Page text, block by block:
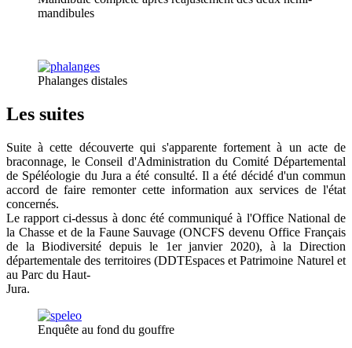
mandibules
Phalanges distales
Les suites
Suite à cette découverte qui s'apparente fortement à un acte de
braconnage, le Conseil d'Administration du Comité Départemental
de Spéléologie du Jura a été consulté. Il a été décidé d'un commun
accord de faire remonter cette information aux services de l'état
concernés.
Le rapport ci-dessus à donc été communiqué à l'Office National de
la Chasse et de la Faune Sauvage (ONCFS devenu Office Français
de la Biodiversité depuis le 1er janvier 2020), à la Direction
départementale des territoires (DDTEspaces et Patrimoine Naturel et
au Parc du Haut-
Jura.
Enquête au fond du gouffre